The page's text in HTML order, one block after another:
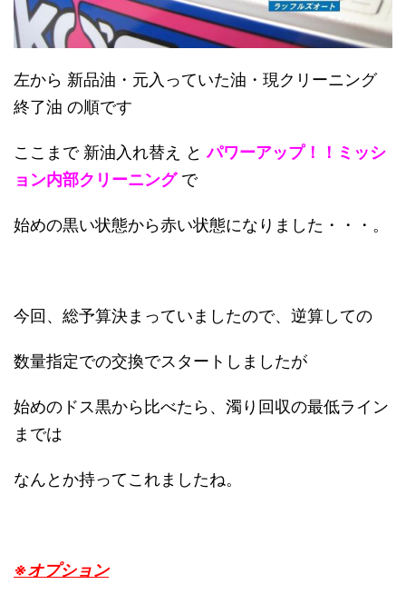
左から 新品油・元入っていた油・現クリーニング
終了油 の順です
ここまで 新油入れ替え とパワーアップ！！ミッシ
ョン内部クリーニング で
始めの黒い状態から赤い状態になりました・・・。
今回、総予算決まっていましたので、逆算しての
数量指定での交換でスタートしましたが
始めのドス黒から比べたら、濁り回収の最低ライン
までは
なんとか持ってこれましたね。
※オプション